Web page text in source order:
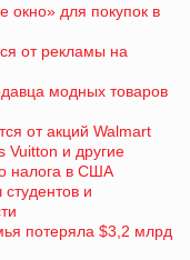
окно» для покупок в
от рекламы на
модных товаров
от акций Walmart
Vuitton и другие
налога в США
и
потеряла $3,2 млрд